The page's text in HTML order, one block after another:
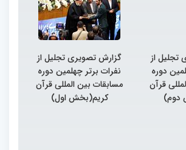
از
دوره
قرآن
دوم)
گزارش تصویری تجلیل از
نفرات برتر چهلمین دوره
مسابقات بین المللی قرآن
کریم(بخش اول)